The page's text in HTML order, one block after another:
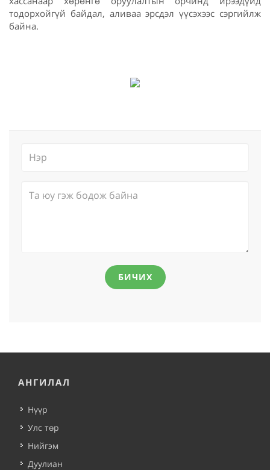
тодорхойгүй байдал, аливаа эрсдэл үүсэхээс сэргийлж
байна.
БИЧИХ
АНГИЛАЛ
Нүүр
Улс төр
Нийгэм
Дуулиан